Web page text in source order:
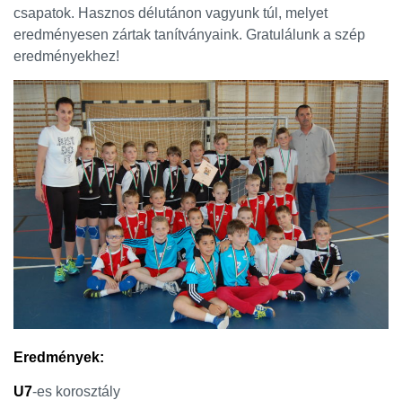
csapatok. Hasznos délutánon vagyunk túl, melyet
eredményesen zártak tanítványaink. Gratulálunk a szép
eredményekhez!
Eredmények:
U7-es korosztály